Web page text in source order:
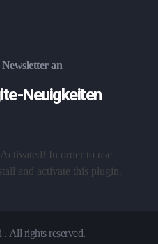
an
Neuigkeiten
In order to use
and activate this plugin.
All rights reserved.